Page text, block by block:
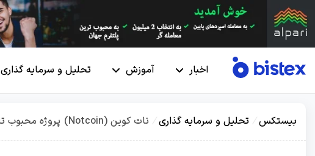
اخبار آموزش تحلیل و سرمایه گذاری
بیستکس تحلیل و سرمایه گذاری نات کوین (Notcoin) پروژه محبوب تلگرام + راهنمای کامل این ارز